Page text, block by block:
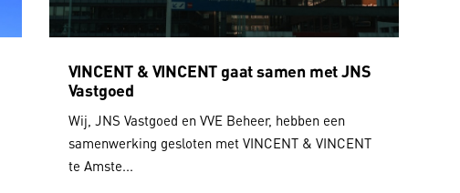
VINCENT & VINCENT gaat samen met JNS
Vastgoed
Wij, JNS Vastgoed en VVE Beheer, hebben een
samenwerking gesloten met VINCENT & VINCENT
te Amste...